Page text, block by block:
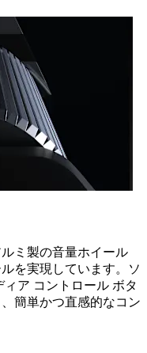
ミ製の音量ホイール
を実現しています。ソ
ア コントロール ボタ
簡単かつ直感的なコン